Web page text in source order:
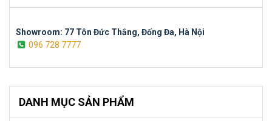
Showroom: 77 Tôn Đức Thắng, Đống Đa, Hà Nội
096 728 7777
DANH MỤC SẢN PHẨM